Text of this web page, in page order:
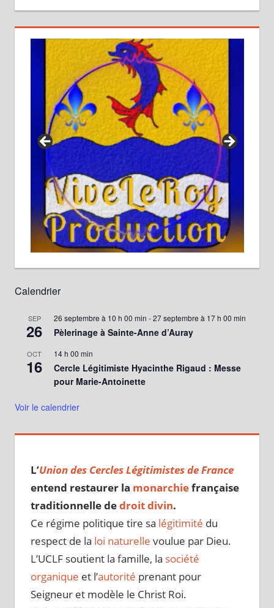
Calendrier
SEP
26
26 septembre à 10 h 00 min -27 septembre à 17 h 00 min
Pèlerinage à Sainte-Anne d’Auray
OCT
16
14 h 00 min
Cercle Légitimiste Hyacinthe Rigaud : Messe
pour Marie-Antoinette
Voir le calendrier
L’Union des Cercles Légitimistes de France
entend restaurer la monarchiefrançaise
traditionnelle dedroit divin.
Ce régime politique tire sa légitimité du
respect de la loi naturelle voulue par Dieu.
L’UCLF soutient la famille, la société
organique et l’autorité prenant pour
Seigneur et modèle le Christ Roi.